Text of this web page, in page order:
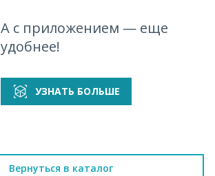
А с приложением — еще
удобнее!
УЗНАТЬ БОЛЬШЕ
Вернуться в каталог